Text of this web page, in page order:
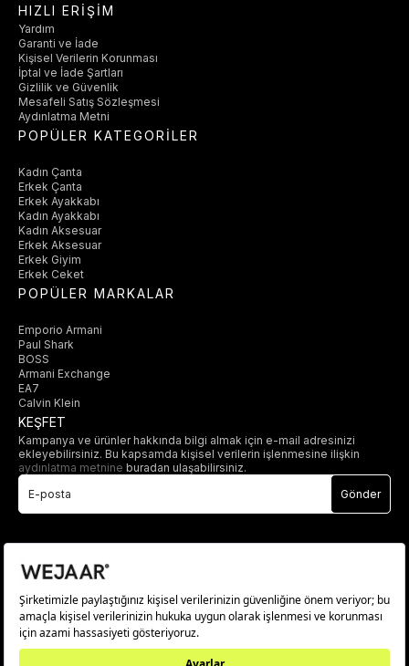
HIZLI ERİŞİM
Yardım
Garanti ve İade
Kişisel Verilerin Korunması
İptal ve İade Şartları
Gizlilik ve Güvenlik
Mesafeli Satış Sözleşmesi
Aydınlatma Metni
POPÜLER KATEGORİLER
Kadın Çanta
Erkek Çanta
Erkek Ayakkabı
Kadın Ayakkabı
Kadın Aksesuar
Erkek Aksesuar
Erkek Giyim
Erkek Ceket
POPÜLER MARKALAR
Emporio Armani
Paul Shark
BOSS
Armani Exchange
EA7
Calvin Klein
KEŞFET
Kampanya ve ürünler hakkında bilgi almak için e-mail adresinizi
ekleyebilirsiniz. Bu kapsamda kişisel verilerin işlenmesine ilişkin
aydınlatma metnine buradan ulaşabilirsiniz.
Gönder
© 2025 wejaar.com.tr. tüm hakları saklıdır.